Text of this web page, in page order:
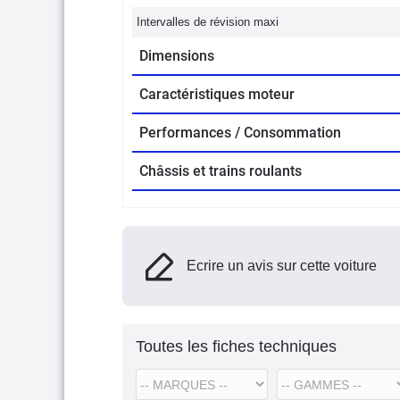
Intervalles de révision maxi
Dimensions
Caractéristiques moteur
Performances / Consommation
Châssis et trains roulants
Ecrire un avis sur cette voiture
Toutes les fiches techniques